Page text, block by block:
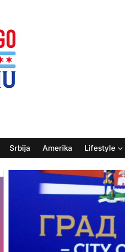
Srbija Amerika Lifestyle